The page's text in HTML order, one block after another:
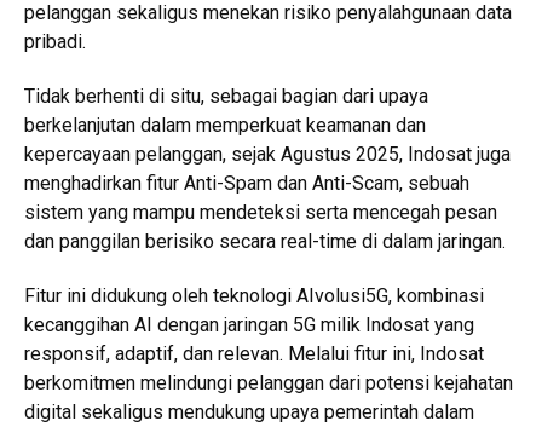
pelanggan sekaligus menekan risiko penyalahgunaan data
pribadi.
Tidak berhenti di situ, sebagai bagian dari upaya
berkelanjutan dalam memperkuat keamanan dan
kepercayaan pelanggan, sejak Agustus 2025, Indosat juga
menghadirkan fitur Anti-Spam dan Anti-Scam, sebuah
sistem yang mampu mendeteksi serta mencegah pesan
dan panggilan berisiko secara real-time di dalam jaringan.
Fitur ini didukung oleh teknologi AIvolusi5G, kombinasi
kecanggihan AI dengan jaringan 5G milik Indosat yang
responsif, adaptif, dan relevan. Melalui fitur ini, Indosat
berkomitmen melindungi pelanggan dari potensi kejahatan
digital sekaligus mendukung upaya pemerintah dalam